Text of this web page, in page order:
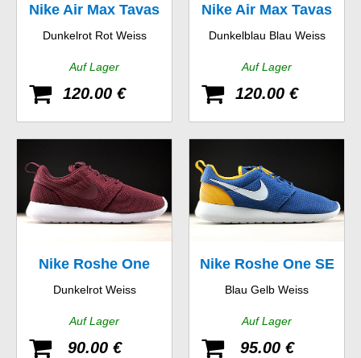
Nike Air Max Tavas
Dunkelrot Rot Weiss
Auf Lager
120.00 €
Nike Air Max Tavas
Dunkelblau Blau Weiss
Auf Lager
120.00 €
Nike Roshe One
Dunkelrot Weiss
Auf Lager
90.00 €
Nike Roshe One SE
Blau Gelb Weiss
Auf Lager
95.00 €